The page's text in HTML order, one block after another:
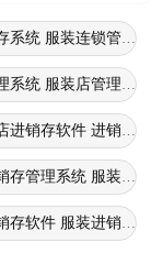
理系统
系统 服装连锁管理软
存系统软件
系统 服装店管理软件
管理系统
进销存软件 进销存管
存系统
存管理系统 服装行业
装进销存软件
存软件 服装进销存软